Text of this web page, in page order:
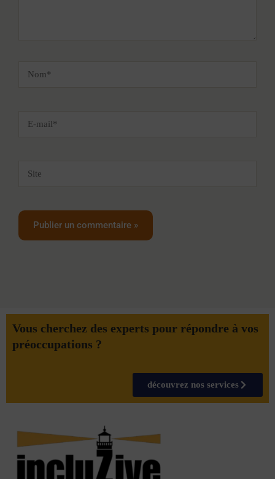
Nom*
Site
Vous cherchez des experts pour répondre à vos
préoccupations ?
découvrez nos services